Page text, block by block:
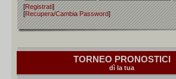
[Registrati]
[Recupera/Cambia Password]
TORNEO PRONOSTICI
dì la tua